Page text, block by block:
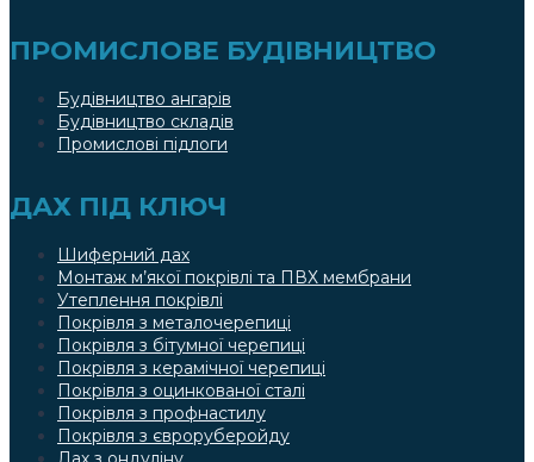
ПРОМИСЛОВЕ БУДІВНИЦТВО
Будівництво ангарів
Будівництво складів
Промислові підлоги
ДАХ ПІД КЛЮЧ
Шиферний дах
Монтаж м’якої покрівлі та ПВХ мембрани
Утеплення покрівлі
Покрівля з металочерепиці
Покрівля з бітумної черепиці
Покрівля з керамічної черепиці
Покрівля з оцинкованої сталі
Покрівля з профнастилу
Покрівля з євроруберойду